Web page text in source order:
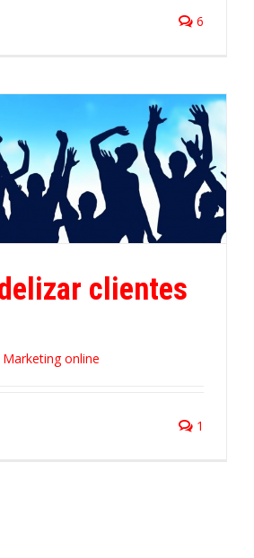
6
clientes
Marketing online
1